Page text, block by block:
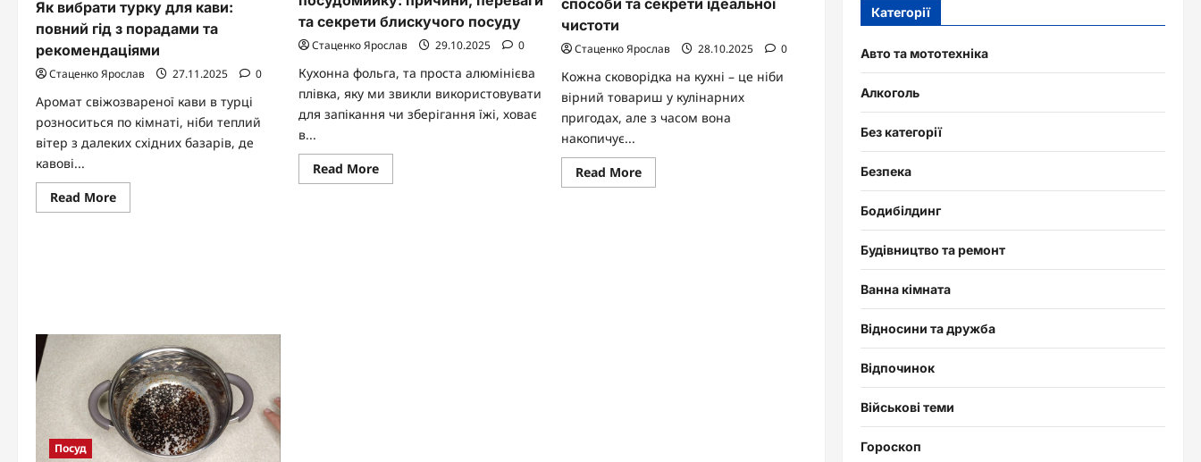
Як вибрати турку для кави:
повний гід з порадами та
рекомендаціями
Стаценко Ярослав 27.11.2025 0
Аромат свіжозвареної кави в турці
розноситься по кімнаті, ніби теплий
вітер з далеких східних базарів, де
кавові...
Read MoreRead
more
порадами
рекомендаціями
та секрети блискучого посуду
Стаценко Ярослав 29.10.2025 0
Кухонна фольга, та проста алюмінієва
плівка, яку ми звикли використовувати
для запікання чи зберігання їжі, ховає
в...
Read MoreRead
more
чистоти
Стаценко Ярослав 28.10.2025 0
Кожна сковорідка на кухні – це ніби
вірний товариш у кулінарних
пригодах, але з часом вона
накопичує...
Read MoreRead
more
Посуд
Категорії
Авто та мототехніка
Алкоголь
Без категорії
Безпека
Бодибілдинг
Будівництво та ремонт
Ванна кімната
Відносини та дружба
Відпочинок
Військові теми
Гороскоп